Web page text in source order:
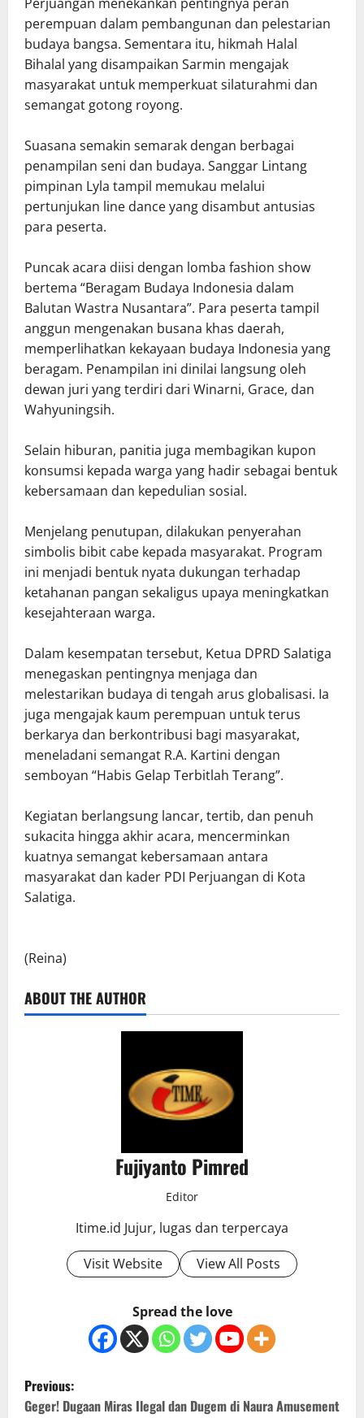
perempuan dalam pembangunan dan pelestarian
budaya bangsa. Sementara itu, hikmah Halal
Bihalal yang disampaikan Sarmin mengajak
masyarakat untuk memperkuat silaturahmi dan
semangat gotong royong.
Suasana semakin semarak dengan berbagai
penampilan seni dan budaya. Sanggar Lintang
pimpinan Lyla tampil memukau melalui
pertunjukan line dance yang disambut antusias
para peserta.
Puncak acara diisi dengan lomba fashion show
bertema “Beragam Budaya Indonesia dalam
Balutan Wastra Nusantara”. Para peserta tampil
anggun mengenakan busana khas daerah,
memperlihatkan kekayaan budaya Indonesia yang
beragam. Penampilan ini dinilai langsung oleh
dewan juri yang terdiri dari Winarni, Grace, dan
Wahyuningsih.
Selain hiburan, panitia juga membagikan kupon
konsumsi kepada warga yang hadir sebagai bentuk
kebersamaan dan kepedulian sosial.
Menjelang penutupan, dilakukan penyerahan
simbolis bibit cabe kepada masyarakat. Program
ini menjadi bentuk nyata dukungan terhadap
ketahanan pangan sekaligus upaya meningkatkan
kesejahteraan warga.
Dalam kesempatan tersebut, Ketua DPRD Salatiga
menegaskan pentingnya menjaga dan
melestarikan budaya di tengah arus globalisasi. Ia
juga mengajak kaum perempuan untuk terus
berkarya dan berkontribusi bagi masyarakat,
meneladani semangat R.A. Kartini dengan
semboyan “Habis Gelap Terbitlah Terang”.
Kegiatan berlangsung lancar, tertib, dan penuh
sukacita hingga akhir acara, mencerminkan
kuatnya semangat kebersamaan antara
masyarakat dan kader PDI Perjuangan di Kota
Salatiga.
(Reina)
ABOUT THE AUTHOR
Fujiyanto Pimred
Editor
Itime.id Jujur, lugas dan terpercaya
Visit Website
View All Posts
Spread the love
P
Previous:
Geger! Dugaan Miras Ilegal dan Dugem di Naura Amusement